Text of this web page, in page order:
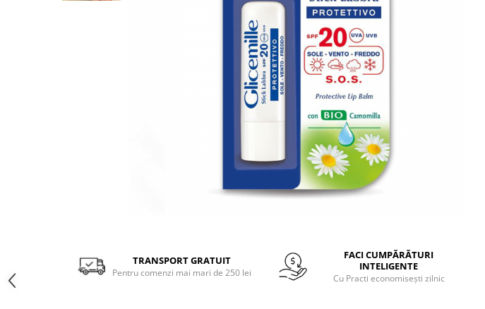
Sac menajer
Sapun lichid, sapun
Sare de baie
Facebook
TRANSPORT GRATUIT
Pentru comenzi mai mari de 250 lei
FACI CUMPĂRĂTURI
INTELIGENTE
Cu Practi economisești zilnic